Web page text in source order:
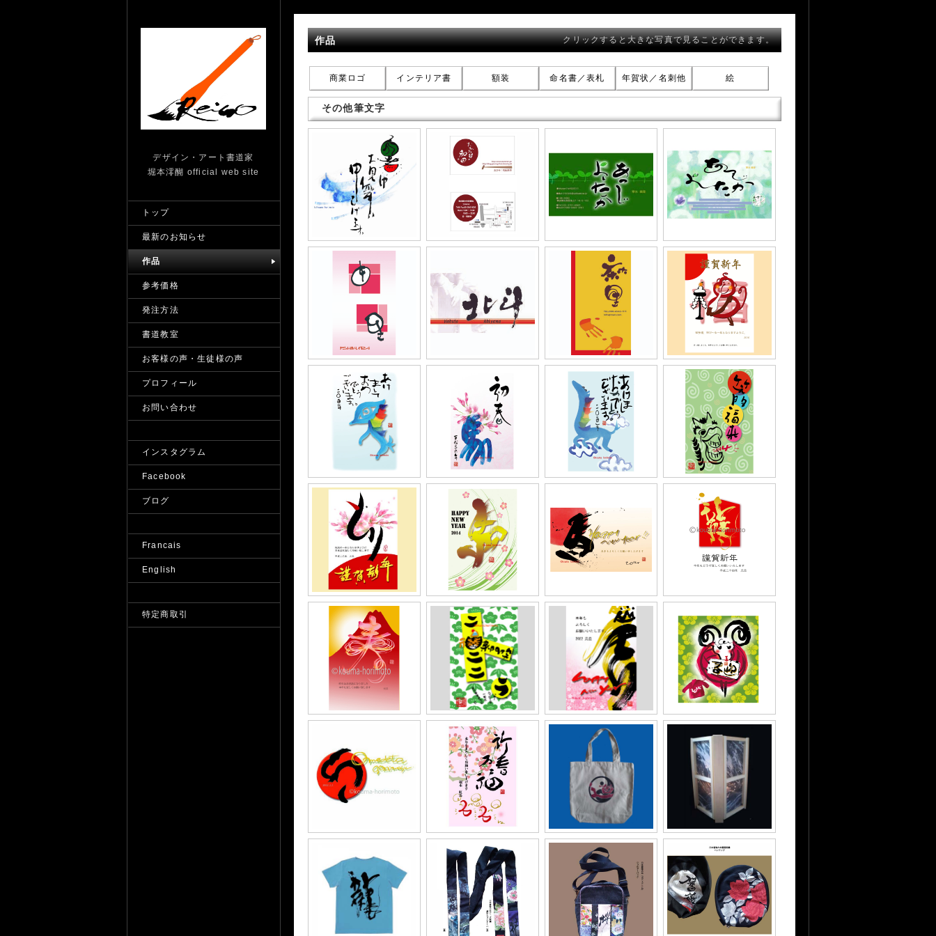
デザイン・アート書道家
堀本澪醐 official web site
トップ
最新のお知らせ
作品
参考価格
発注方法
書道教室
お客様の声・生徒様の声
プロフィール
お問い合わせ
インスタグラム
Facebook
ブログ
Francais
English
特定商取引
作品 クリックすると大きな写真で見ることができます。
商業ロゴ インテリア書 額装 命名書／表札 年賀状／名刺他 絵
その他筆文字